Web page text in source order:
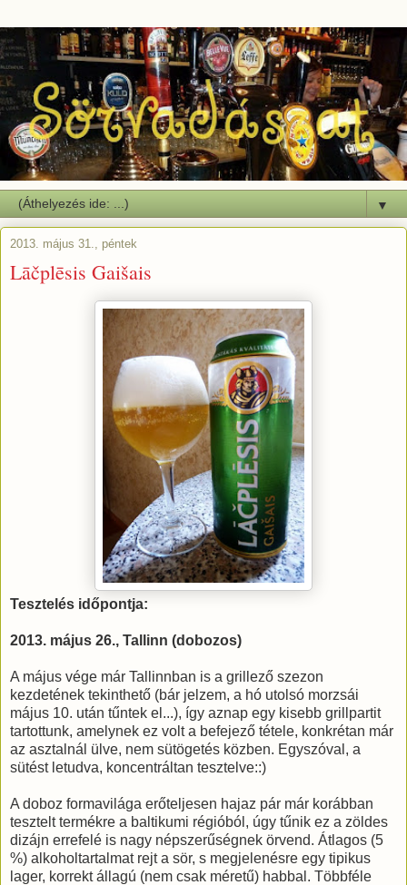
▼
2013. május 31., péntek
Lāčplēsis Gaišais
Tesztelés időpontja:
2013. május 26., Tallinn (dobozos)
A május vége már Tallinnban is a grillező szezon
kezdetének tekinthető (bár jelzem, a hó utolsó morzsái
május 10. után tűntek el...), így aznap egy kisebb grillpartit
tartottunk, amelynek ez volt a befejező tétele, konkrétan már
az asztalnál ülve, nem sütögetés közben. Egyszóval, a
sütést letudva, koncentráltan tesztelve::)
A doboz formavilága erőteljesen hajaz pár már korábban
tesztelt termékre a baltikumi régióból, úgy tűnik ez a zöldes
dizájn errefelé is nagy népszerűségnek örvend. Átlagos (5
%) alkoholtartalmat rejt a sör, s megjelenésre egy tipikus
lager, korrekt állagú (nem csak méretű) habbal. Többféle